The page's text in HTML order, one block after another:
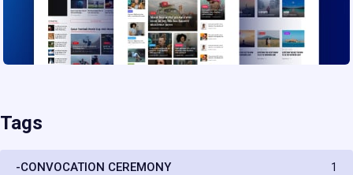
Tags
-CONVOCATION CEREMONY 1